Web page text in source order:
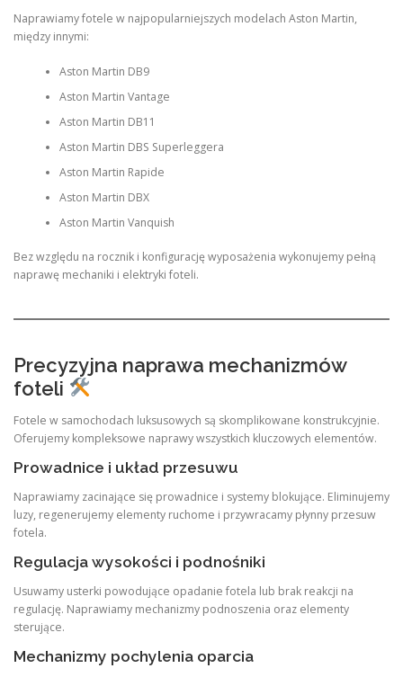
Naprawiamy fotele w najpopularniejszych modelach Aston Martin,
między innymi:
Aston Martin DB9
Aston Martin Vantage
Aston Martin DB11
Aston Martin DBS Superleggera
Aston Martin Rapide
Aston Martin DBX
Aston Martin Vanquish
Bez względu na rocznik i konfigurację wyposażenia wykonujemy pełną
naprawę mechaniki i elektryki foteli.
Precyzyjna naprawa mechanizmów
foteli
Fotele w samochodach luksusowych są skomplikowane konstrukcyjnie.
Oferujemy kompleksowe naprawy wszystkich kluczowych elementów.
Prowadnice i układ przesuwu
Naprawiamy zacinające się prowadnice i systemy blokujące. Eliminujemy
luzy, regenerujemy elementy ruchome i przywracamy płynny przesuw
fotela.
Regulacja wysokości i podnośniki
Usuwamy usterki powodujące opadanie fotela lub brak reakcji na
regulację. Naprawiamy mechanizmy podnoszenia oraz elementy
sterujące.
Mechanizmy pochylenia oparcia